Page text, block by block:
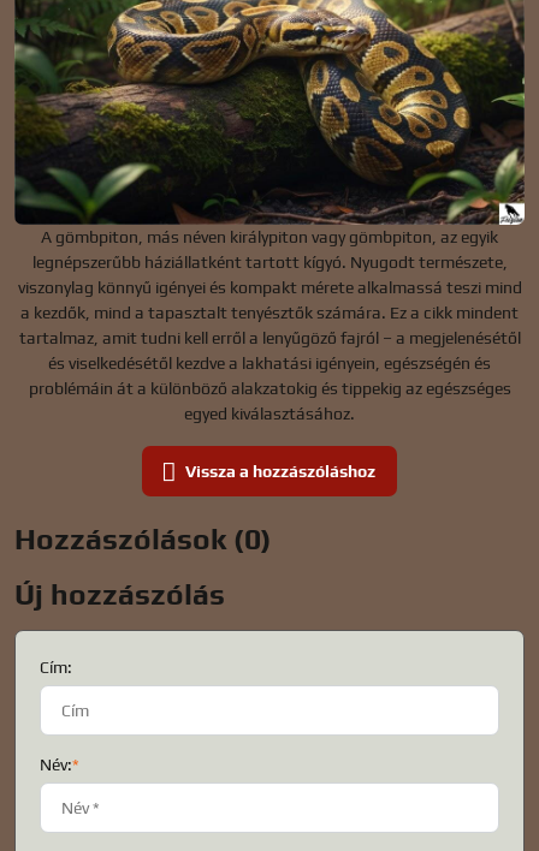
A gömbpiton, más néven királypiton vagy gömbpiton, az egyik
legnépszerűbb háziállatként tartott kígyó. Nyugodt természete,
viszonylag könnyű igényei és kompakt mérete alkalmassá teszi mind
a kezdők, mind a tapasztalt tenyésztők számára. Ez a cikk mindent
tartalmaz, amit tudni kell erről a lenyűgöző fajról – a megjelenésétől
és viselkedésétől kezdve a lakhatási igényein, egészségén és
problémáin át a különböző alakzatokig és tippekig az egészséges
egyed kiválasztásához.
Vissza a hozzászóláshoz
Hozzászólások (0)
Új hozzászólás
Cím:
Név:*